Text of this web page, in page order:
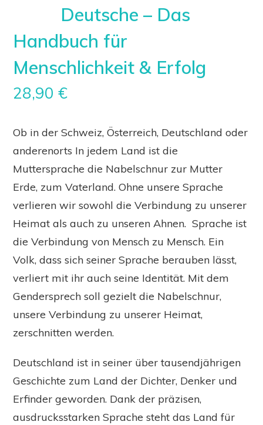
Deutsche – Das
Handbuch für
Menschlichkeit & Erfolg
28,90€
Ob in der Schweiz, Österreich, Deutschland oder
anderenorts In jedem Land ist die
Muttersprache die Nabelschnur zur Mutter
Erde, zum Vaterland. Ohne unsere Sprache
verlieren wir sowohl die Verbindung zu unserer
Heimat als auch zu unseren Ahnen. Sprache ist
die Verbindung von Mensch zu Mensch. Ein
Volk, dass sich seiner Sprache berauben lässt,
verliert mit ihr auch seine Identität. Mit dem
Gendersprech soll gezielt die Nabelschnur,
unsere Verbindung zu unserer Heimat,
zerschnitten werden.
Deutschland ist in seiner über tausendjährigen
Geschichte zum Land der Dichter, Denker und
Erfinder geworden. Dank der präzisen,
ausdrucksstarken Sprache steht das Land für